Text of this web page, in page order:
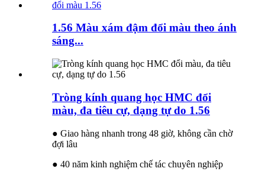
1.56 Màu xám đậm đổi màu theo ánh
sáng...
Tròng kính quang học HMC đổi
màu, đa tiêu cự, dạng tự do 1.56
● Giao hàng nhanh trong 48 giờ, không cần chờ
đợi lâu
● 40 năm kinh nghiệm chế tác chuyên nghiệp